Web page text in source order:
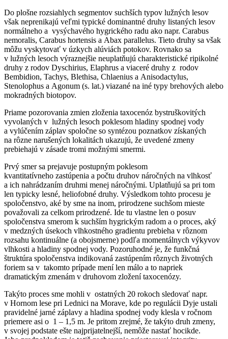
Do plošne rozsiahlych segmentov suchších typov lužných lesov
však neprenikajú veľmi typické dominantné druhy listaných lesov
normálneho a vysýchavého hygrického radu ako napr. Carabus
nemoralis, Carabus hortensis a Abax parallelus. Tieto druhy sa však
môžu vyskytovať v úzkych alúviách potokov. Rovnako sa
v lužných lesoch výraznejšie neuplatňujú charakteristické ripikolné
druhy z rodov Dyschirius, Elaphrus a viaceré druhy z rodov
Bembidion, Tachys, Blethisa, Chlaenius a Anisodactylus,
Stenolophus a Agonum (s. lat.) viazané na iné typy brehových alebo
mokradných biotopov.
Priame pozorovania zmien zloženia taxocenóz bystruškovitých
vyvolaných v lužných lesoch poklesom hladiny spodnej vody
a vylúčením záplav spoločne so syntézou poznatkov získaných
na rôzne narušených lokalitách ukazujú, že uvedené zmeny
prebiehajú v zásade tromi možnými smermi.
Prvý smer sa prejavuje postupným poklesom
kvantitatívneho zastúpenia a počtu druhov náročných na vlhkosť
a ich nahrádzaním druhmi menej náročnými. Uplatňujú sa pri tom
len typicky lesné, heliofobné druhy. Výsledkom tohto procesu je
spoločenstvo, aké by sme na inom, prirodzene suchšom mieste
považovali za celkom prirodzené. Ide tu vlastne len o posuv
spoločenstva smerom k suchším hygrickým radom a o proces, aký
v medzných úsekoch vlhkostného gradientu prebieha v rôznom
rozsahu kontinuálne (a obojsmerne) podľa momentálnych výkyvov
vlhkosti a hladiny spodnej vody. Pozoruhodné je, že funkčná
štruktúra spoločenstva indikovaná zastúpením rôznych životných
foriem sa v takomto prípade mení len málo a to napriek
dramatickým zmenám v druhovom zložení taxocenózy.
Takýto proces sme mohli v ostatných 20 rokoch sledovať napr.
v Hornom lese pri Lednici na Morave, kde po regulácii Dyje ustali
pravidelné jarné záplavy a hladina spodnej vody klesla v ročnom
priemere asi o 1 – 1,5 m. Je pritom zrejmé, že takýto druh zmeny,
v svojej podstate ešte najprijatelnejší, nemôže nastať hocikde.